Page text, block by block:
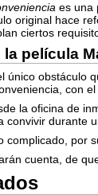
es una
original hace
ciertos
película
único obstáculo
con
la oficina de
convivir durante
complicado, por
cuenta, de